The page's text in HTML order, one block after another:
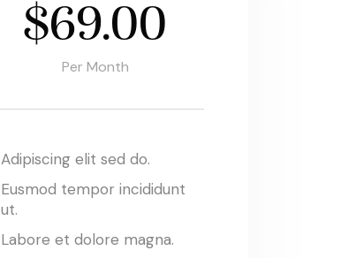
$69.00
Per Month
Adipiscing elit sed do.
Eusmod tempor incididunt
ut.
Labore et dolore magna.